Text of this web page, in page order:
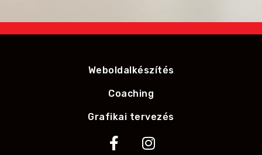
Weboldalkészítés
Coaching
Grafikai tervezés